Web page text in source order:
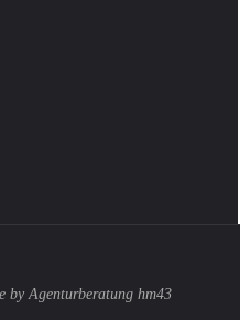
by Agenturberatung hm43